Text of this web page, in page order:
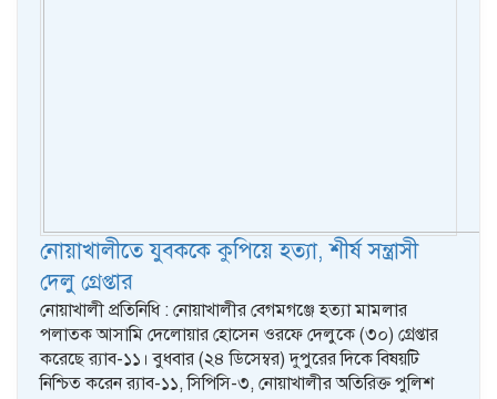
নোয়াখালীতে যুবককে কুপিয়ে হত্যা, শীর্ষ সন্ত্রাসী
দেলু গ্রেপ্তার
নোয়াখালী প্রতিনিধি : নোয়াখালীর বেগমগঞ্জে হত্যা মামলার
পলাতক আসামি দেলোয়ার হোসেন ওরফে দেলুকে (৩০) গ্রেপ্তার
করেছে র‍্যাব-১১। বুধবার (২৪ ডিসেম্বর) দুপুরের দিকে বিষয়টি
নিশ্চিত করেন র‍্যাব-১১, সিপিসি-৩, নোয়াখালীর অতিরিক্ত পুলিশ